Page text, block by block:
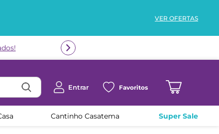
VER OFERTAS
Entrar Favoritos
Cantinho Casatema Super Sale